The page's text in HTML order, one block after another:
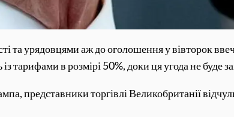
та урядовцями аж до оголошення у вівторок
тарифами в розмірі 50%, доки ця угода не буде
представники торгівлі Великобританії